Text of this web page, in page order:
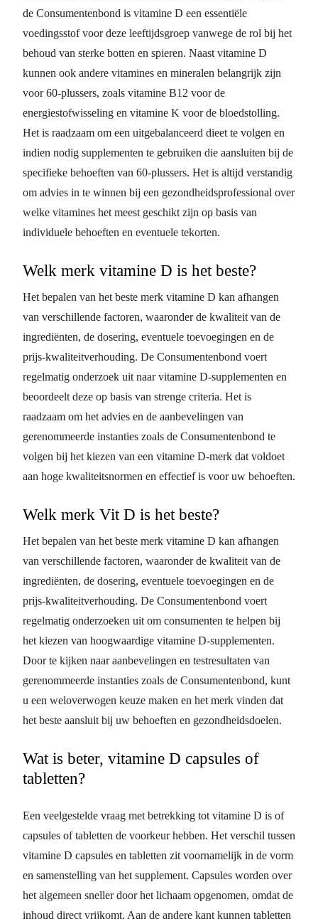
de Consumentenbond is vitamine D een essentiële
voedingsstof voor deze leeftijdsgroep vanwege de rol bij het
behoud van sterke botten en spieren. Naast vitamine D
kunnen ook andere vitamines en mineralen belangrijk zijn
voor 60-plussers, zoals vitamine B12 voor de
energiestofwisseling en vitamine K voor de bloedstolling.
Het is raadzaam om een uitgebalanceerd dieet te volgen en
indien nodig supplementen te gebruiken die aansluiten bij de
specifieke behoeften van 60-plussers. Het is altijd verstandig
om advies in te winnen bij een gezondheidsprofessional over
welke vitamines het meest geschikt zijn op basis van
individuele behoeften en eventuele tekorten.
Welk merk vitamine D is het beste?
Het bepalen van het beste merk vitamine D kan afhangen
van verschillende factoren, waaronder de kwaliteit van de
ingrediënten, de dosering, eventuele toevoegingen en de
prijs-kwaliteitverhouding. De Consumentenbond voert
regelmatig onderzoek uit naar vitamine D-supplementen en
beoordeelt deze op basis van strenge criteria. Het is
raadzaam om het advies en de aanbevelingen van
gerenommeerde instanties zoals de Consumentenbond te
volgen bij het kiezen van een vitamine D-merk dat voldoet
aan hoge kwaliteitsnormen en effectief is voor uw behoeften.
Welk merk Vit D is het beste?
Het bepalen van het beste merk vitamine D kan afhangen
van verschillende factoren, waaronder de kwaliteit van de
ingrediënten, de dosering, eventuele toevoegingen en de
prijs-kwaliteitverhouding. De Consumentenbond voert
regelmatig onderzoeken uit om consumenten te helpen bij
het kiezen van hoogwaardige vitamine D-supplementen.
Door te kijken naar aanbevelingen en testresultaten van
gerenommeerde instanties zoals de Consumentenbond, kunt
u een weloverwogen keuze maken en het merk vinden dat
het beste aansluit bij uw behoeften en gezondheidsdoelen.
Wat is beter, vitamine D capsules of
tabletten?
Een veelgestelde vraag met betrekking tot vitamine D is of
capsules of tabletten de voorkeur hebben. Het verschil tussen
vitamine D capsules en tabletten zit voornamelijk in de vorm
en samenstelling van het supplement. Capsules worden over
het algemeen sneller door het lichaam opgenomen, omdat de
inhoud direct vrijkomt. Aan de andere kant kunnen tabletten